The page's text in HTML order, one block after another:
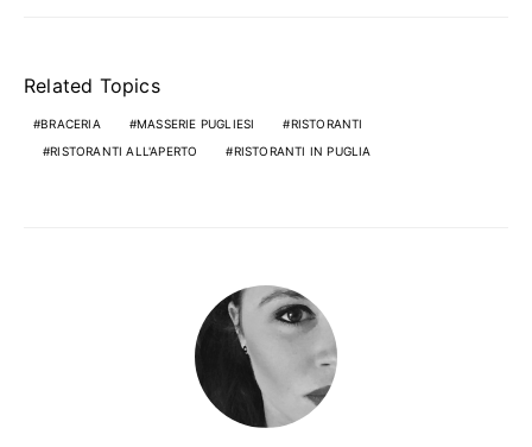
Related Topics
BRACERIA MASSERIE PUGLIESI
RISTORANTI
RISTORANTI ALL'APERTO
RISTORANTI IN PUGLIA